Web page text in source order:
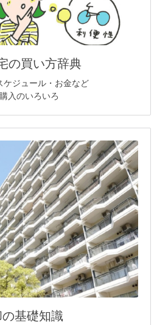
の買い方辞典
ケジュール・お金など
入のいろいろ
基礎知識